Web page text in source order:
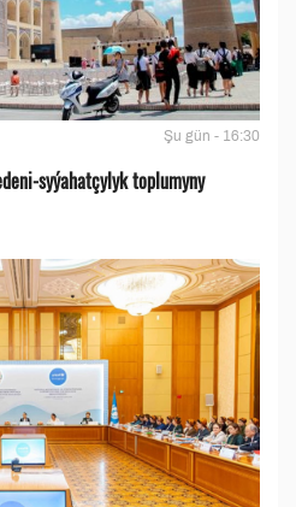
Şu gün - 16:30
syýahatçylyk toplumyny